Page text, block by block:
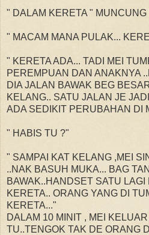
" DALAM KERETA " MUNCUNG
" MACAM MANA PULAK...
" KERETA ADA... TADI MEI
PEREMPUAN DAN ANAKNYA
DIA JALAN BAWAK BEG
KELANG.. SATU JALAN JE
ADA SEDIKIT PERUBAHAN DI
" HABIS TU ?"
" SAMPAI KAT KELANG ,MEI
..NAK BASUH MUKA... BAG
BAWAK..HANDSET SATU LAGI
KERETA.. ORANG YANG DI
KERETA..."
DALAM 10 MINIT , MEI
TU..TENGOK TAK DE ORANG